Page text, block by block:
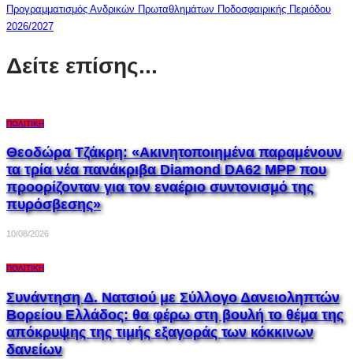
Προγραμματισμός Ανδρικών Πρωταθλημάτων Ποδοσφαιρικής Περιόδου
2026/2027
Δείτε επίσης...
ΠΟΛΙΤΙΚΉ
Θεοδώρα Τζάκρη: «Ακινητοποιημένα παραμένουν
τα τρία νέα πανάκριβα Diamond DA62 MPP που
προορίζονταν για τον εναέριο συντονισμό της
πυρόσβεσης»
10/08/2026
ΠΟΛΙΤΙΚΉ
Συνάντηση Δ. Νατσιού με Σύλλογο Δανειοληπτών
Βορείου Ελλάδος: θα φέρω στη βουλή το θέμα της
απόκρυψης της τιμής εξαγοράς των κόκκινων
δανείων